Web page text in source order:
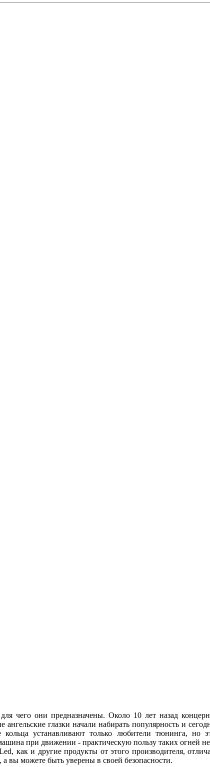
чего они предназначены. Около 10 лет назад
глазки начали набирать популярность и
устанавливают только любители тюнинга, но
при движении - практическую пользу таких огней
как и другие продукты от этого производителя,
а вы можете быть уверены в своей безопасности.